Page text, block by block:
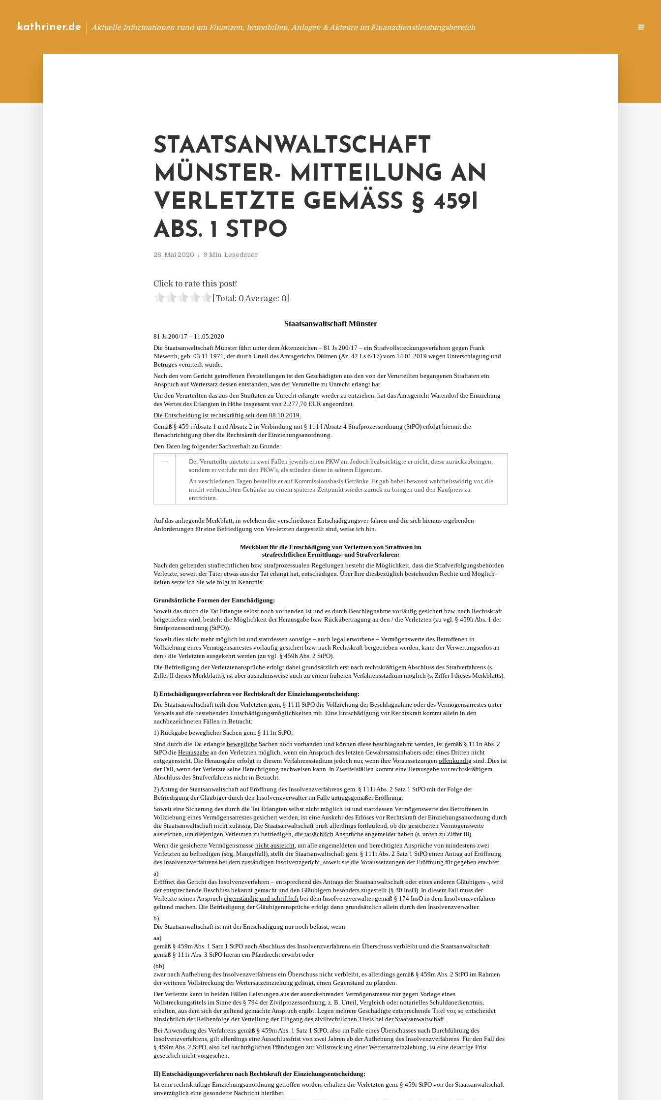
kathriner.de Aktuelle Informationen rund um Finanzen, Immobilien, Anlagen & Akteure im Finanzdienstleistungsbereich
STAATSANWALTSCHAFT
MÜNSTER- MITTEILUNG AN
VERLETZTE GEMÄSS § 459I A
BS. 1 STPO
28. Mai 2020 9 Min. Lesedauer
Click to rate this post!
[Total: 0 Average: 0
Staatsanwaltschaft Münster
81 Js 200/17 – 11.05.2020
Die Staatsanwaltschaft Münster führt unter dem Aktenzeichen – 81 Js 200/17 – ein Strafvollstreckungsverfahren gegen Frank
Niewerth, geb. 03.11.1971, der durch Urteil des Amtsgerichts Dülmen (Az. 42 Ls 6/17) vom 14.01.2019 wegen Unterschlagung und
Betruges verurteilt wurde.
Nach den vom Gericht getroffenen Feststellungen ist den Geschädigten aus den von der Verurteilten begangenen Straftaten ein
Anspruch auf Wertersatz dessen entstanden, was der Verurteilte zu Unrecht erlangt hat.
Um den Verurteilten das aus den Straftaten zu Unrecht erlangte wieder zu entziehen, hat das Amtsgericht Warendorf die Einziehung
des Wertes des Erlangten in Höhe insgesamt von 2.277,70 EUR angeordnet.
Die Entscheidung ist rechtskräftig seit dem 08.10.2019.
Gemäß § 459 i Absatz 1 und Absatz 2 in Verbindung mit § 111 l Absatz 4 Strafprozessordnung (StPO) erfolgt hiermit die
Benachrichtigung über die Rechtskraft der Einziehungsanordnung.
Den Taten lag folgender Sachverhalt zu Grunde:
―
Der Verurteilte mietete in zwei Fällen jeweils einen PKW an. Jedoch beabsichtigte er nicht, diese zurückzubringen,
sondern er verfuhr mit den PKW’s, als stünden diese in seinem Eigentum.
An veschiedenen Tagen bestellte er auf Kommissionsbasis Getränke. Er gab babei bewusst wahrheitswidrig vor, die
niicht verbrauchten Getränke zu einem späteren Zeitpunkt wieder zurück zu bringen und den Kaufpreis zu
entrichten.
Auf das anliegende Merkblatt, in welchem die verschiedenen Entschädigungsver-fahren und die sich hieraus ergebenden
Anforderungen für eine Befriedigung von Ver-letzten dargestellt sind, weise ich hin.
Merkblatt für die Entschädigung von Verletzten von Straftaten im
strafrechtlichen Ermittlungs- und Strafverfahren:
Nach den geltenden strafrechtlichen bzw. strafprozessualen Regelungen besteht die Möglichkeit, dass die Strafverfolgungsbehörden
Verletzte, soweit der Täter etwas aus der Tat erlangt hat, entschädigen. Über Ihre diesbezüglich bestehenden Rechte und Möglich-
keiten setze ich Sie wie folgt in Kenntnis:
Grundsätzliche Formen der Entschädigung:
Soweit das durch die Tat Erlangte selbst noch vorhanden ist und es durch Beschlagnahme vorläufig gesichert bzw. nach Rechtskraft
beigetrieben wird, besteht die Möglichkeit der Herausgabe bzw. Rückübertragung an den / die Verletzten (zu vgl. § 459h Abs. 1 der
Strafprozessordnung (StPO)).
Soweit dies nicht mehr möglich ist und stattdessen sonstige – auch legal erworbene – Vermögenswerte des Betroffenen in
Vollziehung eines Vermögensarrestes vorläufig gesichert bzw. nach Rechtskraft beigetrieben werden, kann der Verwertungserlös an
den / die Verletzten ausgekehrt werden (zu vgl. § 459h Abs. 2 StPO).
Die Befriedigung der Verletztenansprüche erfolgt dabei grundsätzlich erst nach rechtskräftigem Abschluss des Strafverfahrens (s.
Ziffer II dieses Merkblatts), ist aber ausnahmsweise auch zu einem früheren Verfahrensstadium möglich (s. Ziffer I dieses Merkblatts).
I) Entschädigungsverfahren vor Rechtskraft der Einziehungsentscheidung:
Die Staatsanwaltschaft teilt dem Verletzten gem. § 111l StPO die Vollziehung der Beschlagnahme oder des Vermögensarrestes unter
Verweis auf die bestehenden Entschädigungsmöglichkeiten mit. Eine Entschädigung vor Rechtskraft kommt allein in den
nachbezeichneten Fällen in Betracht:
1) Rückgabe beweglicher Sachen gem. § 111n StPO:
Sind durch die Tat erlangte bewegliche Sachen noch vorhanden und können diese beschlagnahmt werden, ist gemäß § 111n Abs. 2
StPO die Herausgabe an den Verletzten möglich, wenn ein Anspruch des letzten Gewahrsamsinhabers oder eines Dritten nicht
entgegensteht. Die Herausgabe erfolgt in diesem Verfahrensstadium jedoch nur, wenn ihre Voraussetzungen offenkundig sind. Dies ist
der Fall, wenn der Verletzte seine Berechtigung nachweisen kann. In Zweifelsfällen kommt eine Herausgabe vor rechtskräftigem
Abschluss des Strafverfahrens nicht in Betracht.
2) Antrag der Staatsanwaltschaft auf Eröffnung des Insolvenzverfahrens gem. § 111i Abs. 2 Satz 1 StPO mit der Folge der
Befriedigung der Gläubiger durch den Insolvenzverwalter im Falle antragsgemäßer Eröffnung:
Soweit eine Sicherung des durch die Tat Erlangten selbst nicht möglich ist und stattdessen Vermögenswerte des Betroffenen in
Vollziehung eines Vermögensarrestes gesichert werden, ist eine Auskehr des Erlöses vor Rechtskraft der Einziehungsanordnung durch
die Staatsanwaltschaft nicht zulässig. Die Staatsanwaltschaft prüft allerdings fortlaufend, ob die gesicherten Vermögenswerte
ausreichen, um diejenigen Verletzten zu befriedigen, die tatsächlich Ansprüche angemeldet haben (s. unten zu Ziffer III).
Wenn die gesicherte Vermögensmasse nicht ausreicht , um alle angemeldeten und berechtigten Ansprüche von mindestens zwei
Verletzten zu befriedigen (sog. Mangelfall), stellt die Staatsanwaltschaft gem. § 111i Abs. 2 Satz 1 StPO einen Antrag auf Eröffnung
des Insolvenzverfahrens bei dem zuständigen Insolvenzgericht, soweit sie die Voraussetzungen der Eröffnung für gegeben erachtet.
a)
Eröffnet das Gericht das Insolvenzverfahren – entsprechend des Antrags der Staatsanwaltschaft oder eines anderen Gläubigers -, wird
der entsprechende Beschluss bekannt gemacht und den Gläubigern besonders zugestellt (§ 30 InsO). In diesem Fall muss der
Verletzte seinen Anspruch eigenständig und schriftlich bei dem Insolvenzverwalter gemäß § 174 InsO in dem Insolvenzverfahren
geltend machen. Die Befriedigung der Gläubigeransprüche erfolgt dann grundsätzlich allein durch den Insolvenzverwalter.
b)
Die Staatsanwaltschaft ist mit der Entschädigung nur noch befasst, wenn
aa)
gemäß § 459m Abs. 1 Satz 1 StPO nach Abschluss des Insolvenzverfahrens ein Überschuss verbleibt und die Staatsanwaltschaft
gemäß § 111i Abs. 3 StPO hieran ein Pfandrecht erwirbt oder
(bb)
zwar nach Aufhebung des Insolvenzverfahrens ein Überschuss nicht verbleibt, es allerdings gemäß § 459m Abs. 2 StPO im Rahmen
der weiteren Vollstreckung der Wertersatzeinziehung gelingt, einen Gegenstand zu pfänden.
Der Verletzte kann in beiden Fällen Leistungen aus der auszukehrenden Vermögensmasse nur gegen Vorlage eines
Vollstreckungstitels im Sinne des § 794 der Zivilprozessordnung, z. B. Urteil, Vergleich oder notarielles Schuldanerkenntnis,
erhalten, aus dem sich der geltend gemachte Anspruch ergibt. Legen mehrere Geschädigte entsprechende Titel vor, so entscheidet
hinsichtlich der Reihenfolge der Verteilung der Eingang des zivilrechtlichen Titels bei der Staatsanwaltschaft.
Bei Anwendung des Verfahrens gemäß § 459m Abs. 1 Satz 1 StPO, also im Falle eines Überschusses nach Durchführung des
Insolvenzverfahrens, gilt allerdings eine Ausschlussfrist von zwei Jahren ab der Aufhebung des Insolvenzverfahrens. Für den Fall des
§ 459m Abs. 2 StPO, also bei nachträglichen Pfändungen zur Vollstreckung einer Wertersatzeinziehung, ist eine derartige Frist
gesetzlich nicht vorgesehen.
II) Entschädigungsverfahren nach Rechtskraft der Einziehungsentscheidung:
Ist eine rechtskräftige Einziehungsanordnung getroffen worden, erhalten die Verletzten gem. § 459i StPO von der Staatsanwaltschaft
unverzüglich eine gesonderte Nachricht hierüber.